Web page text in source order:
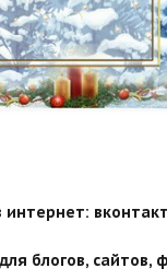
блогов, сайтов,